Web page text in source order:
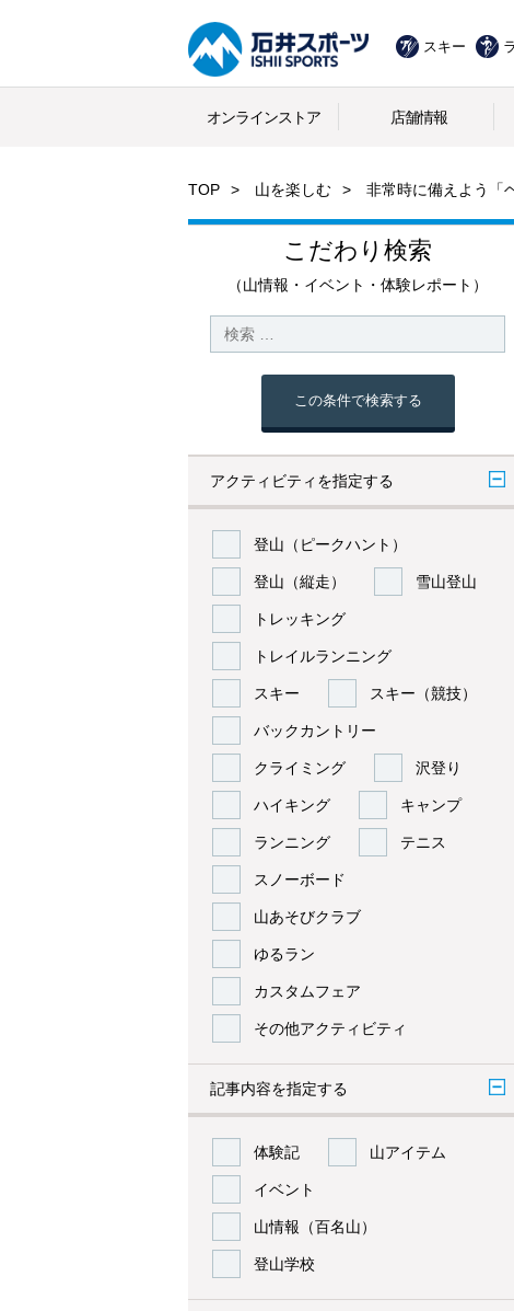
スキー
オンラインストア 店舗情報
TOP 山を楽しむ 非常時に備えよう「
こだわり検索
（山情報・イベント・体験レポート）
この条件で検索する
アクティビティを指定する
登山（ピークハント）
登山（縦走） 雪山登山
トレッキング
トレイルランニング
スキー スキー（競技）
バックカントリー
クライミング 沢登り
ハイキング キャンプ
ランニング テニス
スノーボード
山あそびクラブ
ゆるラン
カスタムフェア
その他アクティビティ
記事内容を指定する
体験記 山アイテム
イベント
山情報（百名山）
登山学校